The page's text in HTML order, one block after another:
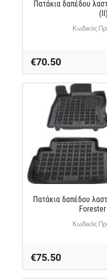
Πατάκια δαπέδου
Κωδικός
€70.50
Πατάκια δαπέδου
Κωδικός
€75.50